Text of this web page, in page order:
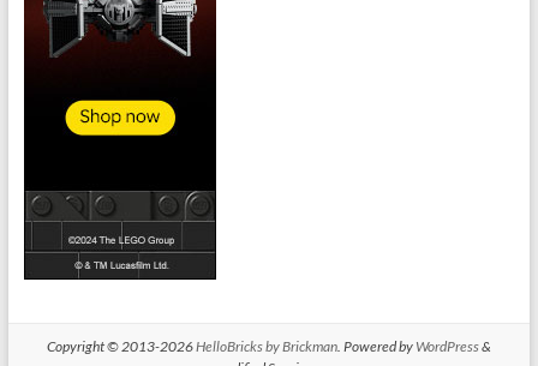
Copyright © 2013-2026HelloBricks by Brickman. Powered by WordPress&